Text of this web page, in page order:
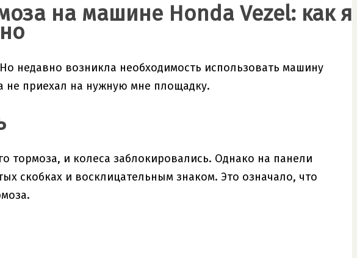
на машине Honda Vezel: как я
недавно возникла необходимость использовать машину
не приехал на нужную мне площадку.
тормоза, и колеса заблокировались. Однако на панели
скобках и восклицательным знаком. Это означало, что